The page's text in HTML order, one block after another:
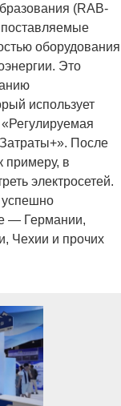
(RAB-
оборудования
Это
использует
После
примеру, в
электросетей.
— Германии,
Чехии и прочих